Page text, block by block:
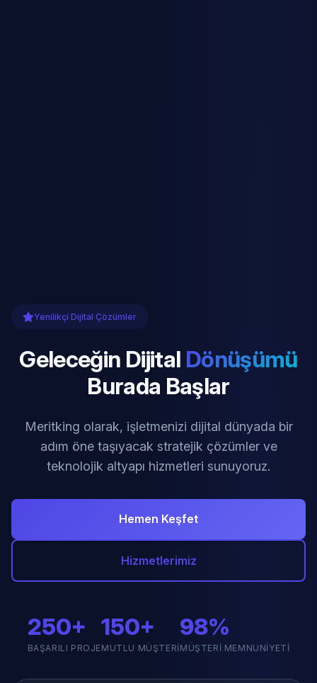
Yenilikçi Dijital Çözümler
Geleceğin Dijital Dönüşümü
Burada Başlar
Meritking olarak, işletmenizi dijital dünyada bir
adım öne taşıyacak stratejik çözümler ve
teknolojik altyapı hizmetleri sunuyoruz.
Hemen Keşfet
Hizmetlerimiz
250+
BAŞARILI PROJE
150+
MUTLU MÜŞTERI
98%
MÜŞTERI MEMNUNIYETI